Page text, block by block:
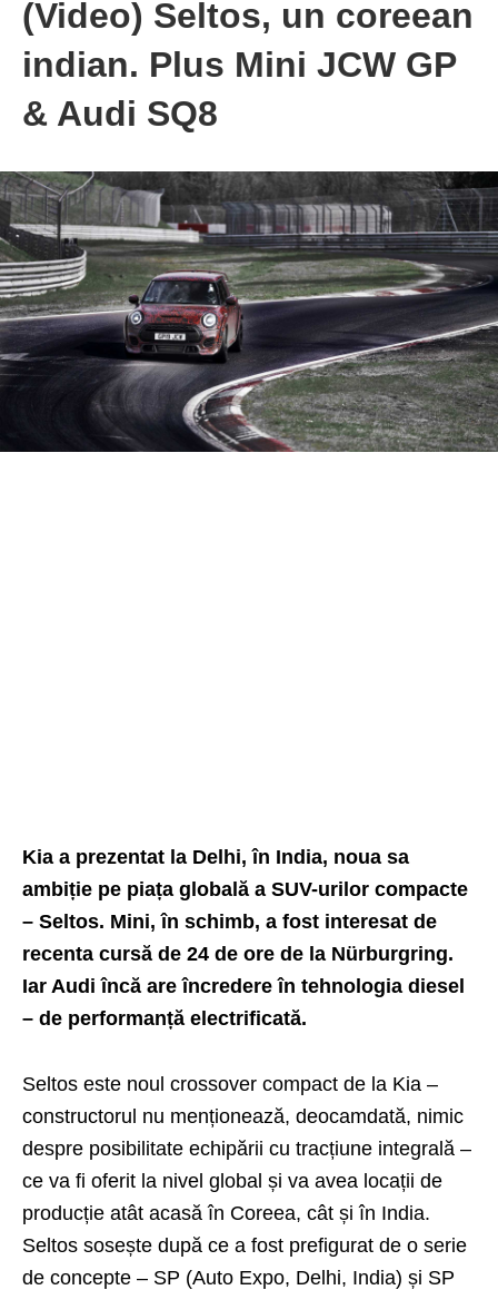
(Video) Seltos, un coreean
indian. Plus Mini JCW GP
& Audi SQ8
Kia a prezentat la Delhi, în India, noua sa
ambiție pe piața globală a SUV-urilor compacte
– Seltos. Mini, în schimb, a fost interesat de
recenta cursă de 24 de ore de la Nürburgring.
Iar Audi încă are încredere în tehnologia diesel
– de performanță electrificată.
Seltos este noul crossover compact de la Kia –
constructorul nu menționează, deocamdată, nimic
despre posibilitate echipării cu tracțiune integrală –
ce va fi oferit la nivel global și va avea locații de
producție atât acasă în Coreea, cât și în India.
Seltos sosește după ce a fost prefigurat de o serie
de concepte – SP (Auto Expo, Delhi, India) și SP